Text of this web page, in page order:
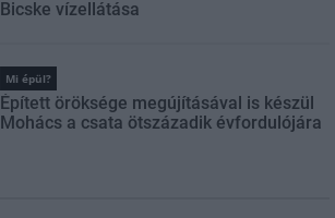
Bicske vízellátása
Mi épül?
Épített öröksége megújításával is készül
Mohács a csata ötszázadik évfordulójára